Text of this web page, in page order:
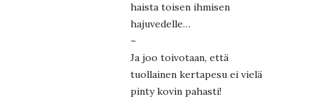
haista toisen ihmisen
hajuvedelle…
–
Ja joo toivotaan, että
tuollainen kertapesu ei vielä
pinty kovin pahasti!